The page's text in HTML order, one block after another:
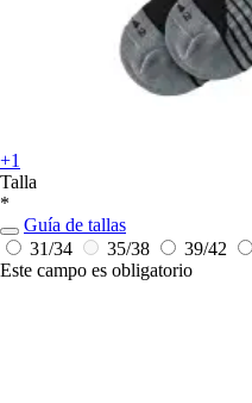
+1
Talla
*
Guía de tallas
31/34
35/38 39/42
Este campo es obligatorio